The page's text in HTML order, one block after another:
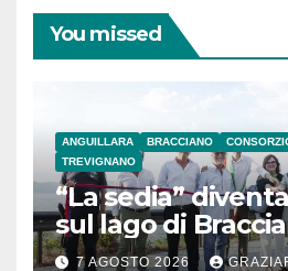
You missed
ANGUILLARA BRACCIANO
TREVIGNANO
“La sedia”
sul lago di
l’inaugurazione
7 AGOSTO 2026